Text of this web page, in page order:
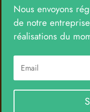
Nous envoyons
de notre
réalisations du